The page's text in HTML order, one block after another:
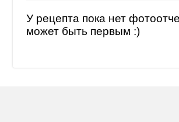
У рецепта пока нет
может быть первым :)